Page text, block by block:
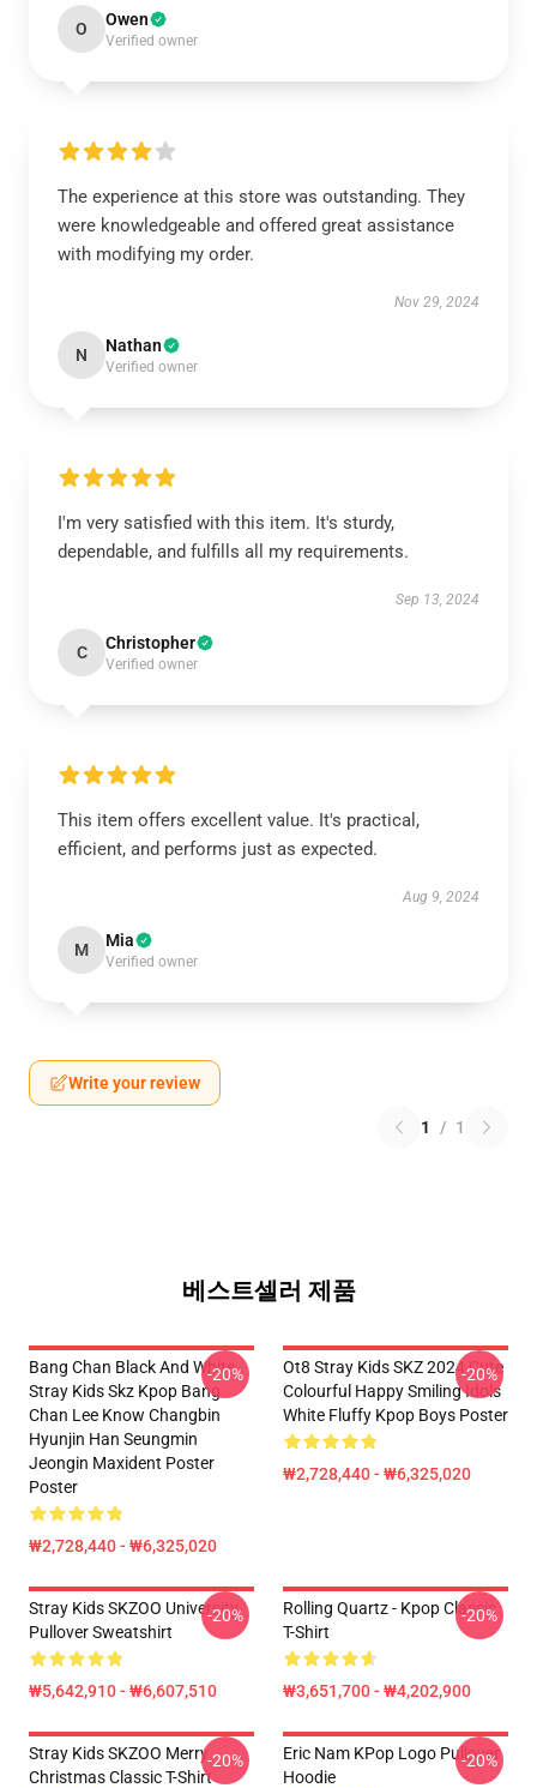
O Owen
Verified owner
The experience at this store was outstanding. They
were knowledgeable and offered great assistance
with modifying my order.
Nov 29, 2024
N Nathan
Verified owner
I'm very satisfied with this item. It's sturdy,
dependable, and fulfills all my requirements.
Sep 13, 2024
C Christopher
Verified owner
This item offers excellent value. It's practical,
efficient, and performs just as expected.
Aug 9, 2024
M Mia
Verified owner
Write your review
1 / 1
베스트셀러 제품
Bang Chan Black And White
Stray Kids Skz Kpop Bang
Chan Lee Know Changbin
Hyunjin Han Seungmin
Jeongin Maxident Poster
Poster
₩2,728,440 - ₩6,325,020
-20%
Ot8 Stray Kids SKZ 2024 Cute
Colourful Happy Smiling Idols
White Fluffy Kpop Boys Poster
₩2,728,440 - ₩6,325,020
-20%
Stray Kids SKZOO University
Pullover Sweatshirt
₩5,642,910 - ₩6,607,510
-20%
Rolling Quartz - Kpop Classic
T-Shirt
₩3,651,700 - ₩4,202,900
-20%
Stray Kids SKZOO Merry
Christmas Classic T-Shirt
-20%
Eric Nam KPop Logo Pullover
Hoodie
-20%